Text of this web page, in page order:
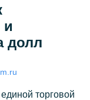
и
долл
торговой